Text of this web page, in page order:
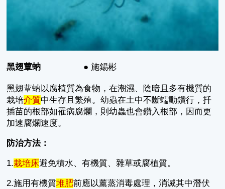
黑翅蕈蚋 ● 施錫彬
黑翅蕈蚋以腐植質為食物，在潮濕、陰暗且多有機質的
栽培介質中生存且繁殖。幼蟲在土中不斷蠕動鑽行，扦
插苗的根部如罹病腐爛，則幼蟲也會鑽入根部，因而更
加速腐爛速度。
防治方法：
1.栽培床避免積水、有機質、雜草或腐植質。
2.施用有機質堆肥前應以薰蒸消毒處理，消滅其中潛伏